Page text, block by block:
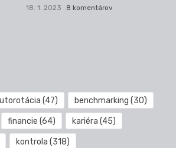
18. 1. 2023 8 komentárov
(47) benchmarking (30)
financie (64) kariéra (45)
kontrola (318)